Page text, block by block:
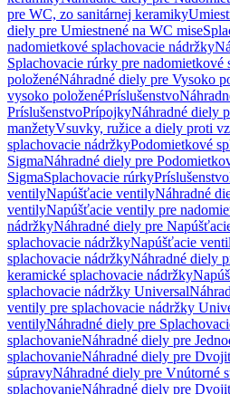
pre WC, zo sanitárnej keramiky
diely pre Umiestnené na WC mise
nadomietkové splachovacie nádržky
Splachovacie rúrky pre nadomietkové
položenéNáhradné diely pre Vysoko
vysoko položenéPríslušenstvo
PríslušenstvoPrípojkyNáhradné diely
manžetyVsuvky, ružice a diely proti
splachovacie nádržkyPodomietkové
SigmaNáhradné diely pre
SigmaSplachovacie rúrkyPríslušenstvo
ventilyNapúšťacie ventilyNáhradné
ventilyNapúšťacie ventily pre
nádržkyNáhradné diely pre
splachovacie nádržkyNapúšťacie
splachovacie nádržkyNáhradné diely
keramické splachovacie nádržky
splachovacie nádržky Universal
ventily pre splachovacie nádržky
ventilyNáhradné diely pre
splachovanieNáhradné diely pre
splachovanieNáhradné diely pre
súpravyNáhradné diely pre Vnútorné
splachovanieNáhradné diely pre